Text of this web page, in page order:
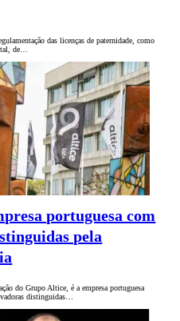
das licenças de paternidade, como
de…
portuguesa com
pela
do Grupo Altice, é a empresa portuguesa
distinguidas…